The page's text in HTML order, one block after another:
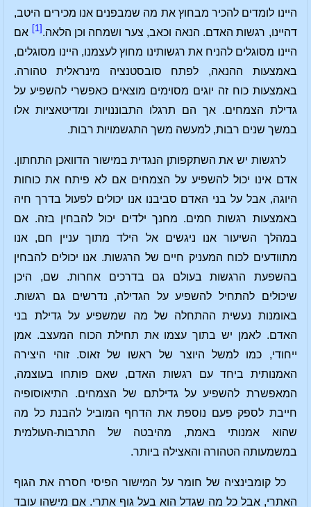
היינו לומדים להכיר מבחוץ את מה שמבפנים אנו מכירים היטב,
דהיינו, רגשות האדם. הנאה וכאב, צער ושמחה וכן הלאה. [1]
אם
היינו מסוגלים להניח את רגשותינו מחוץ לעצמנו, היינו מסוגלים,
באמצעות ההנאה, לפתח סובסטנציה מינראלית טהורה.
באמצעות כוח זה יוגים מסוימים מוצאים כאפשרי להשפיע על
גדילת הצמחים. אך הם תרגלו התבוננויות ומדיטאציות אלו
במשך שנים רבות, למעשה משך התגשמויות רבות.
לרגשות יש את השתקפותן הנגדית במישור הדוואכן התחתון.
אדם אינו יכול להשפיע על הצמחים אם לא פיתח את כוחות
היוגה, אבל על בני האדם סביבנו אנו יכולים לפעול בדרך חיה
באמצעות רגשות חמים. מחנך ילדים יכול להבחין בזה. אם
במהלך השיעור אנו ניגשים אל הילד מתוך עניין חם, אנו
מתוודעים לכוח המעניק חיים של הרגשות. אנו יכולים להבחין
בהשפעת הרגשות בעולם גם בדרכים אחרות. שם, היכן
שיכולים להתחיל להשפיע על הגדילה, נדרשים גם רגשות.
באומנות נעשית ההתחלה של מה שמשפיע על גדילת בני
האדם. לאמן יש בתוך עצמו את תחילת הכוח המעצב. אמן
ייחודי, כמו למשל היוצר של ראשו של זאוס. זוהי היצירה
האמנותית ביחד עם רגשות האדם, שאם פותחו בעוצמה,
המאפשרת להשפיע על גדילתם של הצמחים. התיאוסופיה
חייבת לספק פעם נוספת את הדחף המוביל להבנת כל מה
שהוא אמנותי באמת, מהיבטה של התרבות-העולמית
במשמעותה הטהורה והאצילה ביותר.
כל קומבינציה של חומר על המישור הפיסי חסרה את הגוף
האתרי, אבל כל מה שגדל הוא בעל גוף אתרי. אם מישהו עובד